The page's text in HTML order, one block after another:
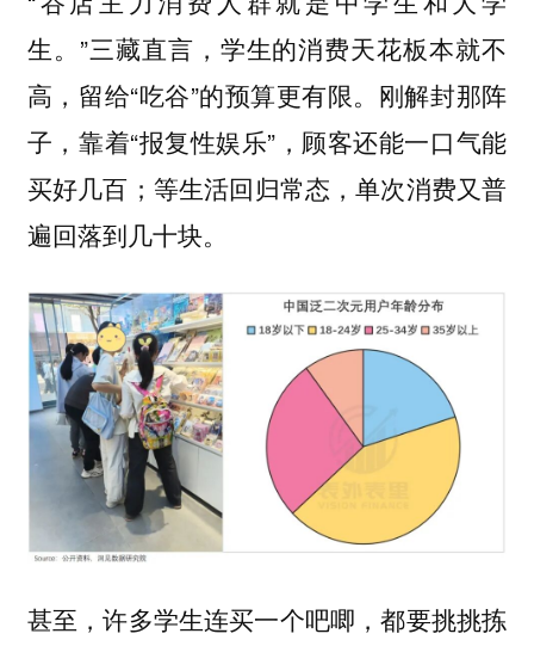
生。”三藏直言，学生的消费天花板本就不
高，留给“吃谷”的预算更有限。刚解封那阵
子，靠着“报复性娱乐”，顾客还能一口气能
买好几百；等生活回归常态，单次消费又普
遍回落到几十块。
甚至，许多学生连买一个吧唧，都要挑挑拣